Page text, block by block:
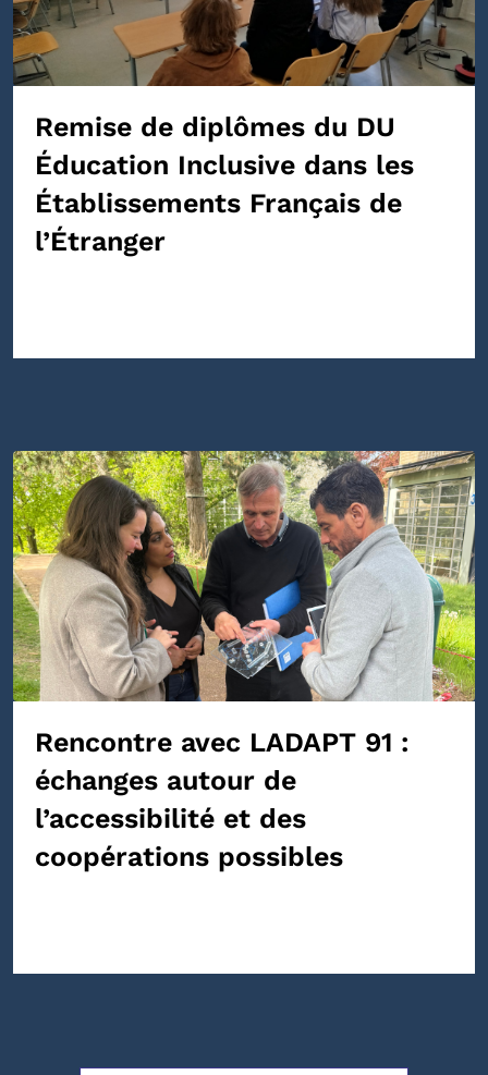
Remise de diplômes du DU
Éducation Inclusive dans les
Établissements Français de
l’Étranger
Rencontre avec LADAPT 91 :
échanges autour de
l’accessibilité et des
coopérations possibles